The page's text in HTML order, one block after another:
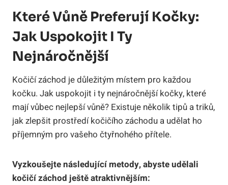
Které Vůně Preferují Kočky:
Jak Uspokojit I Ty
Nejnáročnější
Kočičí záchod je důležitým místem pro každou
kočku. Jak uspokojit i ty nejnáročnější kočky, které
mají vůbec nejlepší vůně? Existuje několik tipů a triků,
jak zlepšit prostředí kočičího záchodu a udělat ho
příjemným pro vašeho čtyřnohého přítele.
Vyzkoušejte následující metody, abyste udělali
kočičí záchod ještě atraktivnějším: